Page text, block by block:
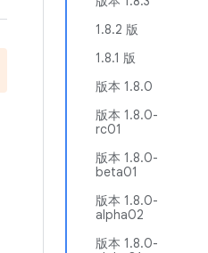
1.8.2 版
1.8.1 版
版本 1.8.0
版本 1.8.0-
rc01
版本 1.8.0-
beta01
版本 1.8.0-
alpha02
版本 1.8.0-